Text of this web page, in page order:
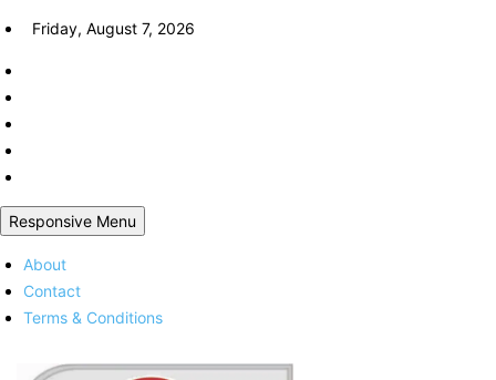
Skip
content
Friday, August 7, 2026
Responsive Menu
About
Contact
Terms & Conditions